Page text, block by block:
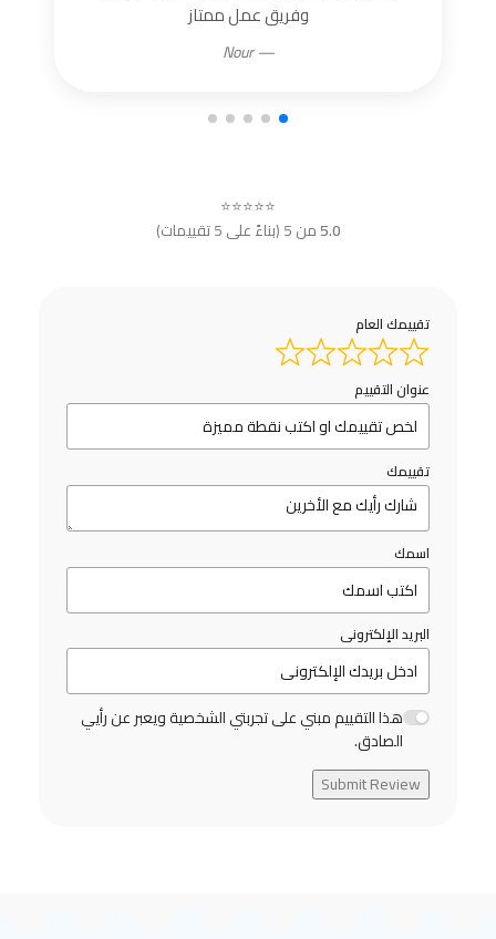
وفريق عمل ممتاز
— Nour
⭐⭐⭐⭐⭐
5.0من 5 (بناءً على 5 تقييمات)
تقييمك العام
عنوان التقييم
تقييمك
اسمك
البريد الإلكترونى
هذا التقييم مبني على تجربتي الشخصية ويعبر عن رأيي
الصادق.
Submit Review